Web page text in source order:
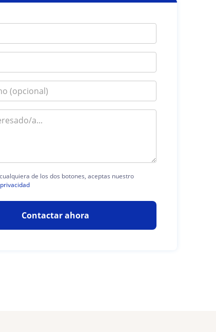
de los dos botones, aceptas nuestro
privacidad
Contactar ahora